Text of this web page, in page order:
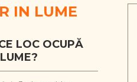
IN LUME
LOC OCUPĂ